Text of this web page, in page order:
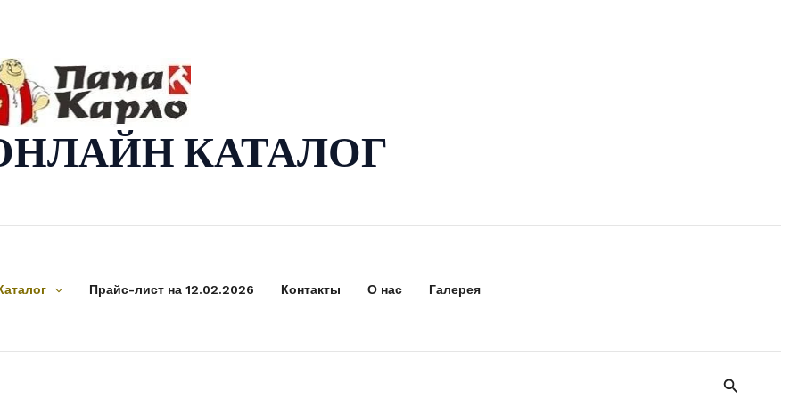
КАТАЛОГ
Прайс-лист на 12.02.2026 Контакты О нас Галерея
Поиск